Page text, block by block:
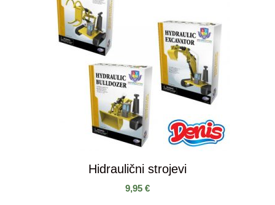
Hidraulični strojevi
9,95 €